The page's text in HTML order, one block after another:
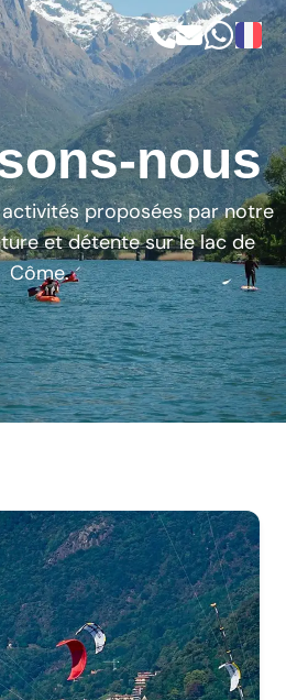
FOIL
CANOË
ACTIVITÉS
PROPOS
nous
proposées par notre
et détente sur le lac de
Côme.